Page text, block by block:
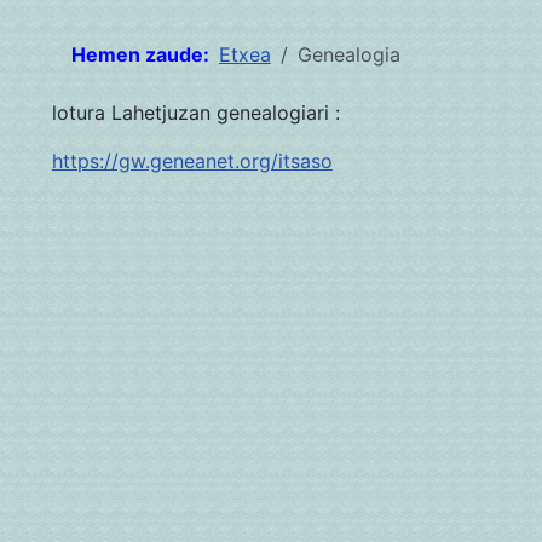
Hemen zaude: Etxea Genealogia
lotura Lahetjuzan genealogiari :
https://gw.geneanet.org/itsaso